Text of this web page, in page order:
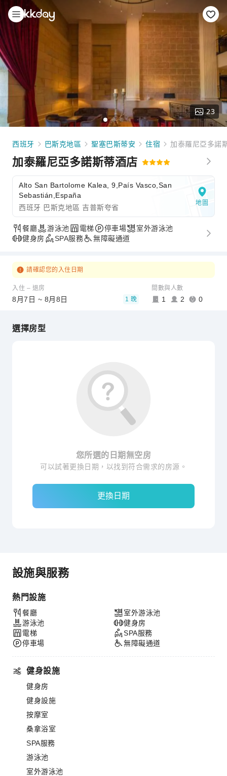
23
西班牙 巴斯克地區 聖塞巴斯蒂安 住宿 加泰羅尼亞多諾
加泰羅尼亞多諾斯蒂酒店
Alto San Bartolome Kalea, 9,País Vasco,San
Sebastián,España
西班牙 巴斯克地區 吉普斯夸省
地圖
餐廳 游泳池 電梯 停車場
室外游泳池
健身房
SPA服務 無障礙通道
請確認您的入住日期
入住 – 退房
8月7日 ~ 8月8日 1 晚
間數與人數
1 2 0
選擇房型
您所選的日期無空房
可以試著更換日期，以找到符合需求的房源。
更換日期
設施與服務
熱門設施
餐廳
游泳池
電梯
停車場
室外游泳池
健身房
SPA服務
無障礙通道
健身設施
健身房
健身設施
按摩室
桑拿浴室
SPA服務
游泳池
室外游泳池